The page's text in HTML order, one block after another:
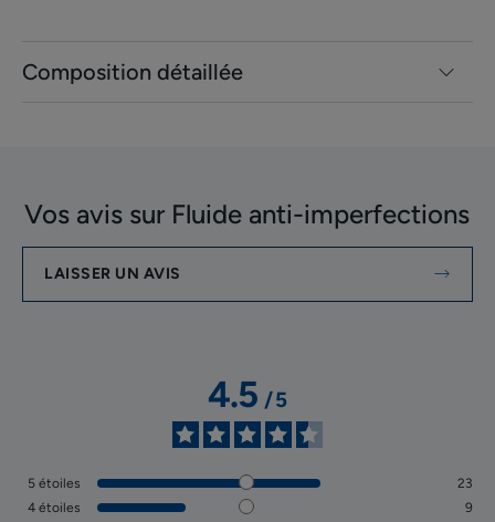
Composition détaillée
Vos avis sur Fluide anti-imperfections
LAISSER UN AVIS
4.5/5
5 étoiles
23
4 étoiles
9